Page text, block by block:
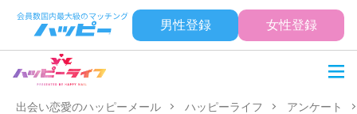
男性登録 女性登録
出会い恋愛のハッピーメール ハッピーライフ アンケート